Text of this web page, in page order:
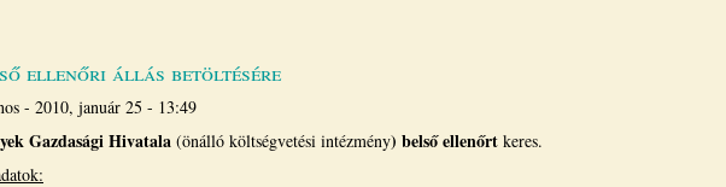
ellenőri állás betöltésére
- 2010, január 25 - 13:49
Gazdasági Hivatala (önálló költségvetési intézmény) belső ellenőrt keres.